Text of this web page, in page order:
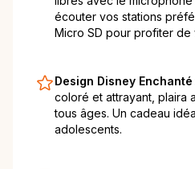
écouter vos stations
Micro SD pour profiter de
Design Disney Enchanté
coloré et attrayant, plaira
tous âges. Un cadeau
adolescents.